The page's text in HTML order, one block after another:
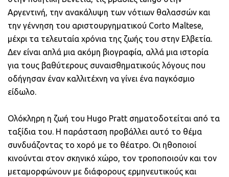
Αργεντινή, την ανακάλυψη των νότιων θαλασσών και
την γέννηση του αριστουργηματικού Corto Maltese,
μέχρι τα τελευταία χρόνια της ζωής του στην Ελβετία.
Δεν είναι απλά μια ακόμη βιογραφία, αλλά μια ιστορία
για τους βαθύτερους συναισθηματικούς λόγους που
οδήγησαν έναν καλλιτέχνη να γίνει ένα παγκόσμιο
είδωλο.
Ολόκληρη η ζωή του Hugo Pratt σηματοδοτείται από τα
ταξίδια του. Η παράσταση προβάλλει αυτό το θέμα
συνδυάζοντας το χορό με το θέατρο. Οι ηθοποιοί
κινούνται στον σκηνικό χώρο, τον τροποποιούν και τον
μεταμορφώνουν με διάφορους ερμηνευτικούς και